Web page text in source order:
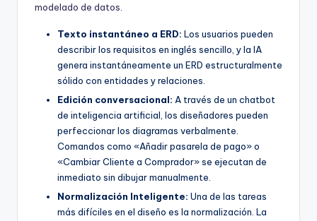
modelado de datos
Texto instantáneo a ERD: Los usuarios pueden
describir los requisitos en inglés sencillo, y la IA
genera instantáneamente un ERD estructuralmente
sólido con entidades y relaciones.
Edición conversacional: A través de un chatbot
de inteligencia artificial, los diseñadores pueden
perfeccionar los diagramas verbalmente.
Comandos como «Añadir pasarela de pago» o
«Cambiar Cliente a Comprador» se ejecutan de
inmediato sin dibujar manualmente.
Normalización Inteligente: Una de las tareas
más difíciles en el diseño es la normalización. La